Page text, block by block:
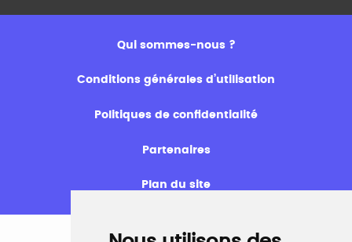
Qui sommes-nous ?
Conditions générales d’utilisation
Politiques de confidentialité
Partenaires
Plan du site